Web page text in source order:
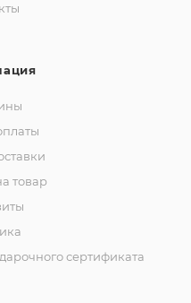
товар
сертификата